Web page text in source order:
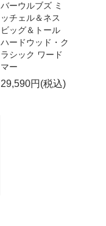
バーウルブズ ミ
ッチェル＆ネス
ビッグ＆トール
ハードウッド・ク
ラシック ワード
マー
29,590円(税込)